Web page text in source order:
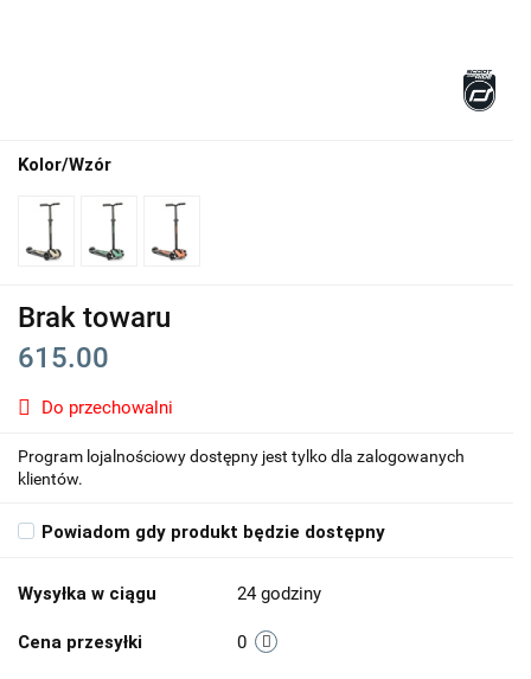
Kolor/Wzór
Brak towaru
615.00
Do przechowalni
Program lojalnościowy dostępny jest tylko dla zalogowanych
klientów.
Powiadom gdy produkt będzie dostępny
Wysyłka w ciągu 24 godziny
Cena przesyłki 0